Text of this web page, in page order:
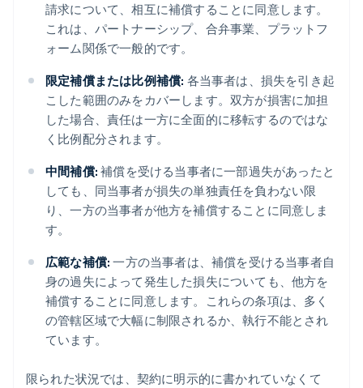
請求について、相互に補償することに同意します。
これは、パートナーシップ、合弁事業、プラットフ
ォーム関係で一般的です。
限定補償または比例補償: 各当事者は、損失を引き起
こした範囲のみをカバーします。双方が損害に加担
した場合、責任は一方に全面的に移転するのではな
く比例配分されます。
中間補償: 補償を受ける当事者に一部過失があったと
しても、同当事者が損失の単独責任を負わない限
り、一方の当事者が他方を補償することに同意しま
す。
広範な補償: 一方の当事者は、補償を受ける当事者自
身の過失によって発生した損失についても、他方を
補償することに同意します。これらの条項は、多く
の管轄区域で大幅に制限されるか、執行不能とされ
ています。
限られた状況では、契約に明示的に書かれていなくて